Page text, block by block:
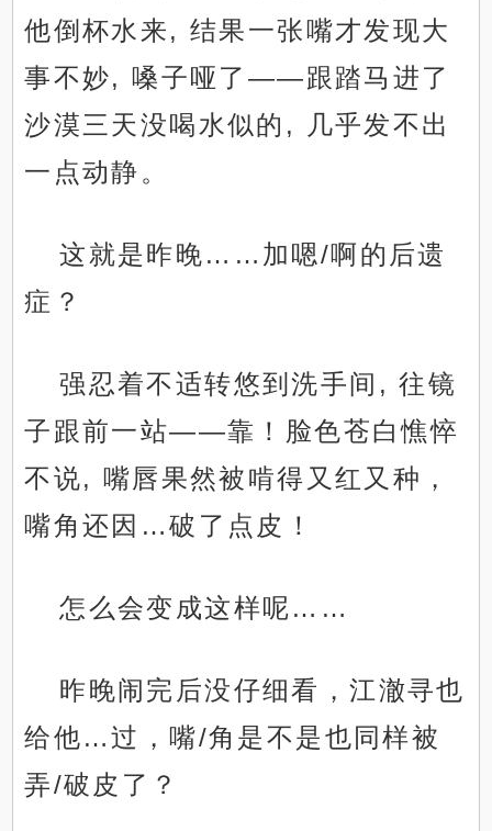
他倒杯水来, 结果一张嘴才发现大
事不妙, 嗓子哑了——跟踏马进了
沙漠三天没喝水似的, 几乎发不出
一点动静。
这就是昨晚……加嗯/啊的后遗
症？
强忍着不适转悠到洗手间, 往镜
子跟前一站——靠！脸色苍白憔悴
不说, 嘴唇果然被啃得又红又种，
嘴角还因…破了点皮！
怎么会变成这样呢……
昨晚闹完后没仔细看，江澈寻也
给他…过，嘴/角是不是也同样被
弄/破皮了？